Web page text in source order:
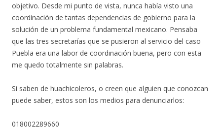
objetivo. Desde mi punto de vista, nunca había visto una
coordinación de tantas dependencias de gobierno para la
solución de un problema fundamental mexicano. Pensaba
que las tres secretarías que se pusieron al servicio del caso
Puebla era una labor de coordinación buena, pero con esta
me quedo totalmente sin palabras.
Si saben de huachicoleros, o creen que alguien que conozcan
puede saber, estos son los medios para denunciarlos:
018002289660